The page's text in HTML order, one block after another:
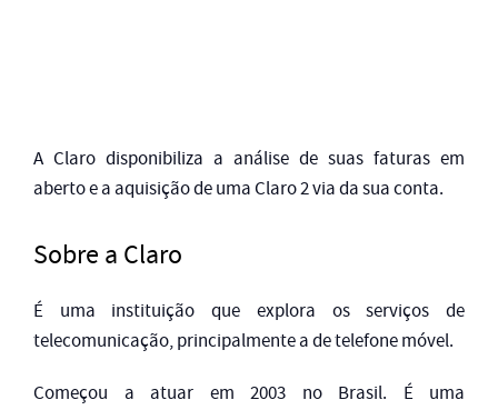
A Claro disponibiliza a análise de suas faturas em
aberto e a aquisição de uma Claro 2 via da sua conta.
Sobre a Claro
É uma instituição que explora os serviços de
telecomunicação, principalmente a de telefone móvel.
Começou a atuar em 2003 no Brasil. É uma